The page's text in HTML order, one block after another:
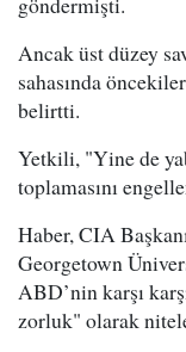
Ancak üst düzey
sahasında
belirtti.
Yetkili, "Yine de
toplamasını
Haber, CIA
Georgetown
ABD’nin karşı
zorluk" olarak